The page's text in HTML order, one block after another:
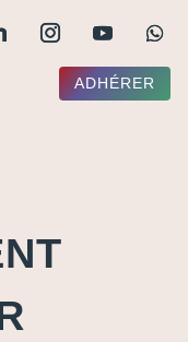
ADHÉRER